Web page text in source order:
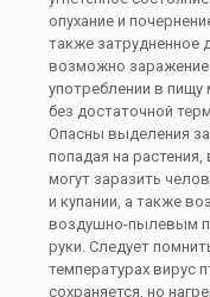
опухание и
также затрудненное
возможно заражение
употреблении в пищу
без достаточной
Опасны выделения
попадая на растения,
могут заразить
и купании, а также
воздушно-пылевым
руки. Следует
температурах вирус
сохраняется, но